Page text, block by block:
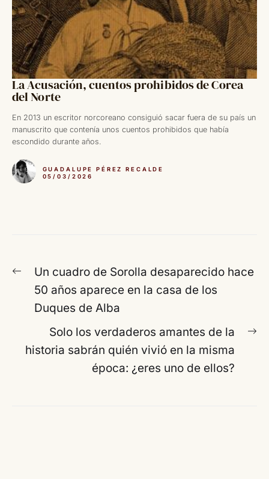
La Acusación, cuentos prohibidos de Corea
del Norte
En 2013 un escritor norcoreano consiguió sacar fuera de su país un
manuscrito que contenía unos cuentos prohibidos que había
escondido durante años.
GUADALUPE PÉREZ RECALDE
05/03/2026
Navegación
entradas
Entrada
anterior:
Un cuadro de Sorolla desaparecido hace
50 años aparece en la casa de los
Duques de Alba
Solo los verdaderos amantes de la
historia sabrán quién vivió en la misma
época: ¿eres uno de ellos?